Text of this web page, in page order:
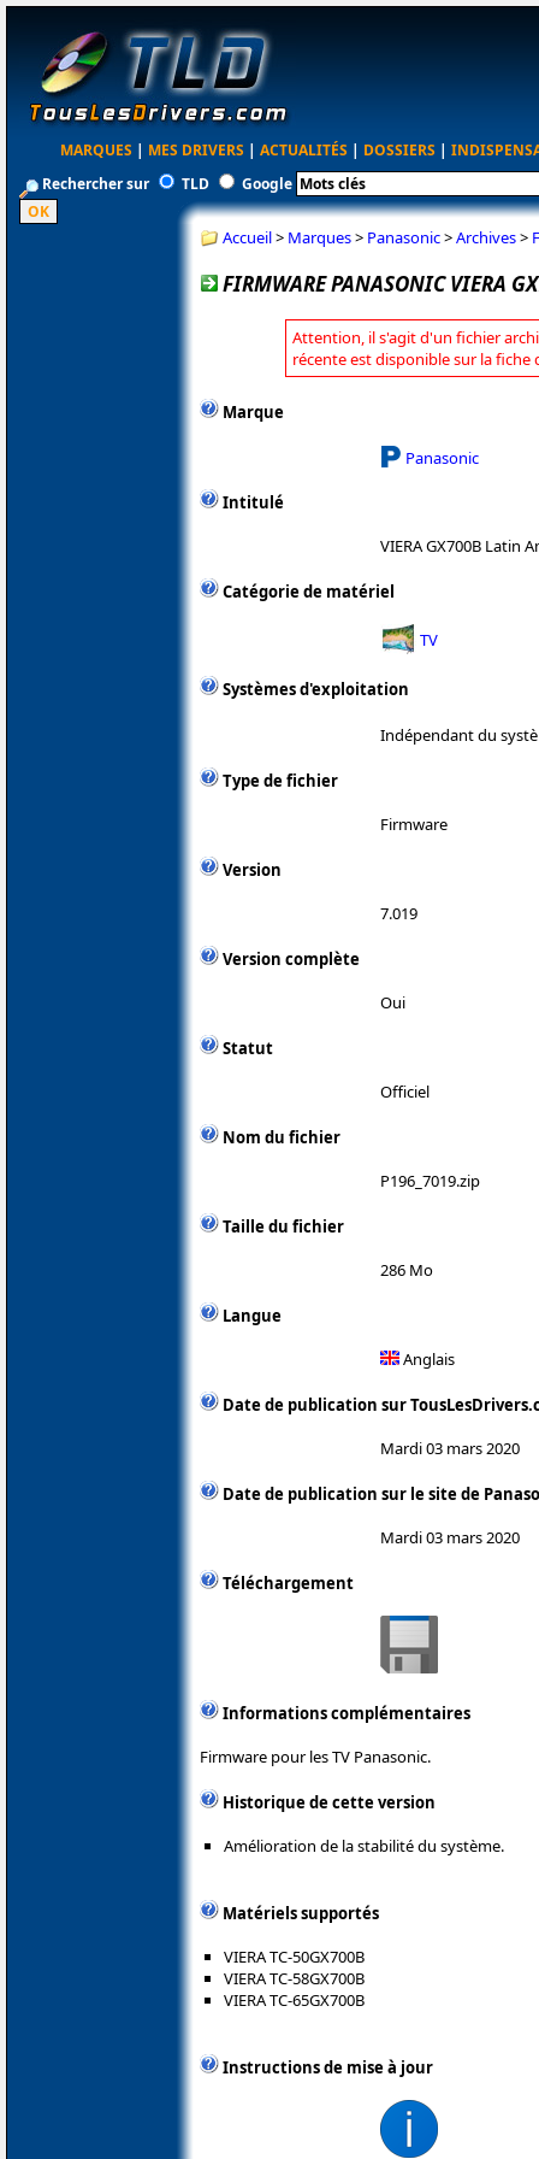
MARQUES | MES DRIVERS | ACTUALITÉS | DOSSIERS |
Rechercher sur
TLD Google
Accueil> Marques> Panasonic>Archives>
FIRMWARE PANASONIC VIERA
Attention, il s'agit d'un fichier
récente est disponible sur la fiche
Marque
Panasonic
Intitulé
VIERA GX700B Latin
Catégorie de matériel
TV
Systèmes d'exploitation
Indépendant du
Type de fichier
Firmware
Version
7.019
Version complète
Oui
Statut
Officiel
Nom du fichier
P196_7019.zip
Taille du fichier
286 Mo
Langue
Anglais
Date de publication sur
Mardi 03 mars 2020
Date de publication sur le site de
Mardi 03 mars 2020
Téléchargement
Informations complémentaires
Firmware pour les TV Panasonic.
Historique de cette version
Amélioration de la stabilité du système.
Matériels supportés
VIERA TC-50GX700B
VIERA TC-58GX700B
VIERA TC-65GX700B
Instructions de mise à jour